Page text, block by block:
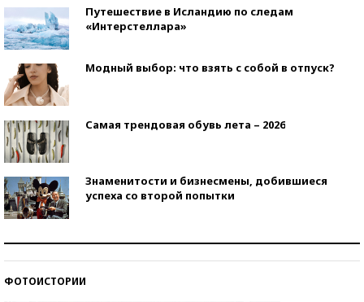
Путешествие в Исландию по следам
«Интерстеллара»
Модный выбор: что взять с собой в отпуск?
Самая трендовая обувь лета – 2026
Знаменитости и бизнесмены, добившиеся
успеха со второй попытки
ФОТОИСТОРИИ